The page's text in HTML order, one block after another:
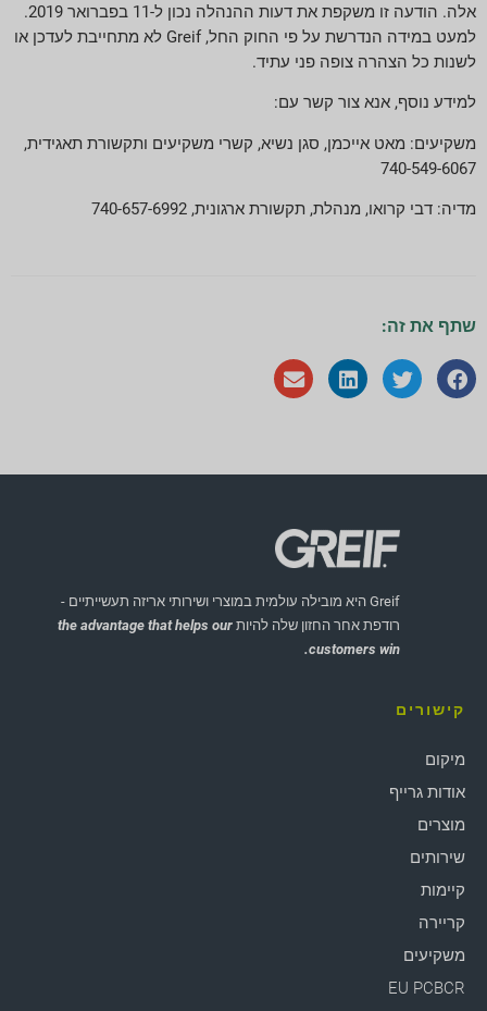
אלה. הודעה זו משקפת את דעות ההנהלה נכון ל-11 בפברואר 2019.
למעט במידה הנדרשת על פי החוק החל, Greif לא מתחייבת לעדכן או
לשנות כל הצהרה צופה פני עתיד.
למידע נוסף, אנא צור קשר עם:
משקיעים: מאט אייכמן, סגן נשיא, קשרי משקיעים ותקשורת תאגידית,
740-549-6067
מדיה: דבי קרואו, מנהלת, תקשורת ארגונית, 740-657-6992
שתף את זה:
Greif היא מובילה עולמית במוצרי ושירותי אריזה תעשייתיים -
רודפת אחר החזון שלה להיות the advantage that helps our
customers win.
קישורים
מיקום
אודות גרייף
מוצרים
שירותים
קיימות
קריירה
משקיעים
EU PCBCR